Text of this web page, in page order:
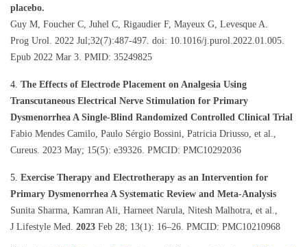
placebo.
Guy M, Foucher C, Juhel C, Rigaudier F, Mayeux G, Levesque A.
Prog Urol. 2022 Jul;32(7):487-497. doi: 10.1016/j.purol.2022.01.005.
Epub 2022 Mar 3. PMID: 35249825
4. The Effects of Electrode Placement on Analgesia Using
Transcutaneous Electrical Nerve Stimulation for Primary
Dysmenorrhea A Single-Blind Randomized Controlled Clinical Trial
Fabio Mendes Camilo, Paulo Sérgio Bossini, Patricia Driusso, et al.,
Cureus. 2023 May; 15(5): e39326. PMCID: PMC10292036
5. Exercise Therapy and Electrotherapy as an Intervention for
Primary Dysmenorrhea A Systematic Review and Meta-Analysis
Sunita Sharma, Kamran Ali, Harneet Narula, Nitesh Malhotra, et al.,
J Lifestyle Med. 2023 Feb 28; 13(1): 16–26. PMCID: PMC10210968